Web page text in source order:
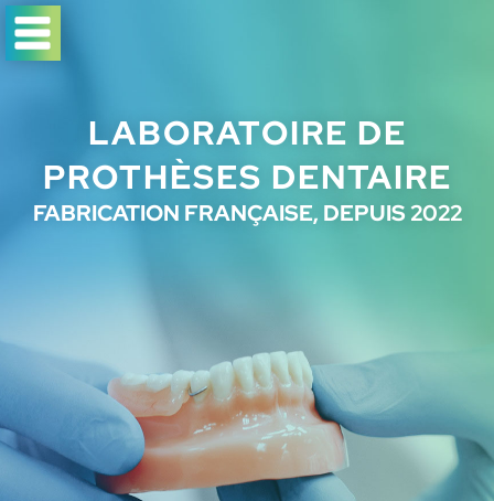
LABORATOIRE DE
PROTHÈSES DENTAIRE
FABRICATION FRANÇAISE, DEPUIS 2022